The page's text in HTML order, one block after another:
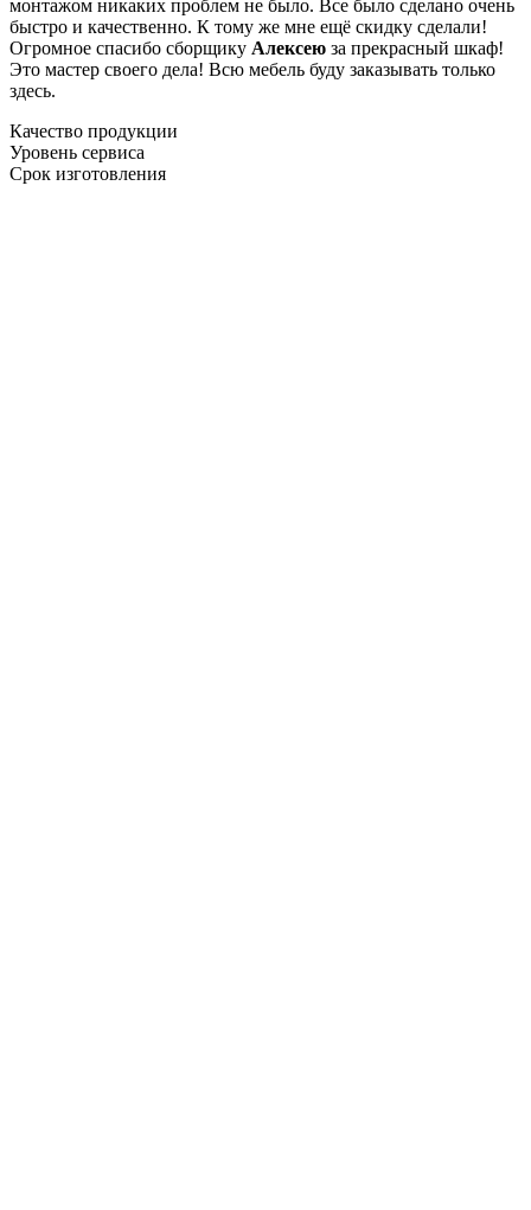
монтажом никаких проблем не было. Все было сделано очень
быстро и качественно. К тому же мне ещё скидку сделали!
Огромное спасибо сборщику Алексею за прекрасный шкаф!
Это мастер своего дела! Всю мебель буду заказывать только
здесь.
Качество продукции
Уровень сервиса
Срок изготовления